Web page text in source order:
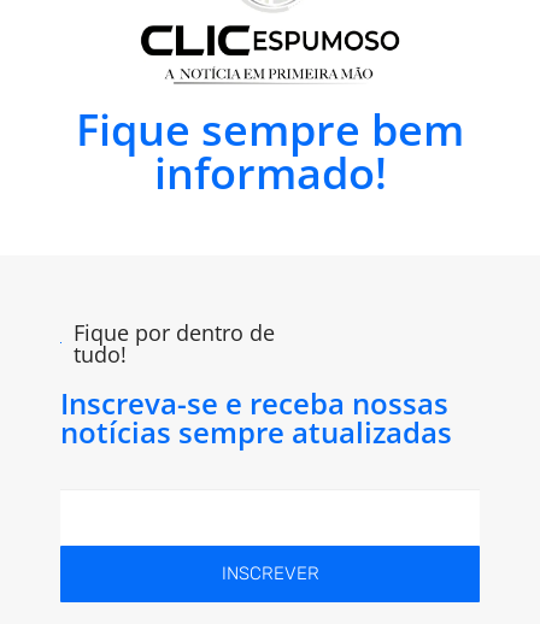
Fique sempre bem
informado!
Fique por dentro de
tudo!
Inscreva-se e receba nossas
notícias sempre atualizadas
INSCREVER